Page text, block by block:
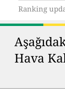
Ranking
Hava